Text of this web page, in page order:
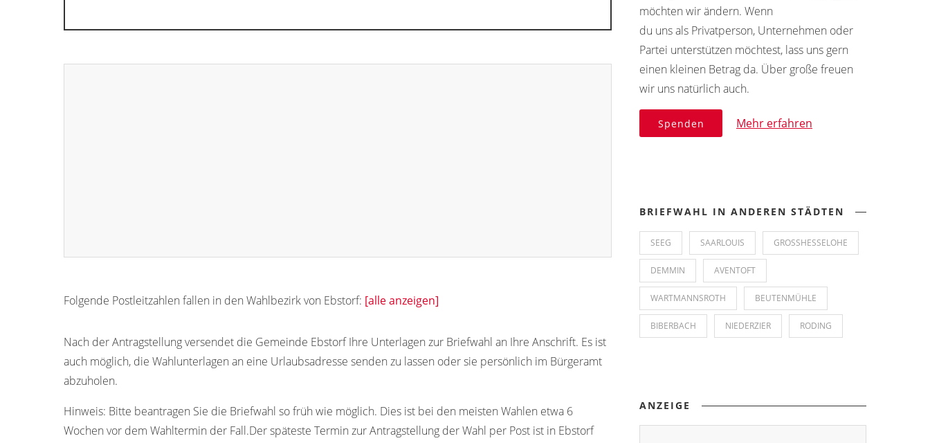
Folgende Postleitzahlen fallen in den Wahlbezirk von Ebstorf: [alle anzeigen]
Nach der Antragstellung versendet die Gemeinde Ebstorf Ihre Unterlagen zur Briefwahl an Ihre Anschrift. Es ist
auch möglich, die Wahlunterlagen an eine Urlaubsadresse senden zu lassen oder sie persönlich im Bürgeramt
abzuholen.
Hinweis: Bitte beantragen Sie die Briefwahl so früh wie möglich. Dies ist bei den meisten Wahlen etwa 6
Wochen vor dem Wahltermin der Fall.Der späteste Termin zur Antragstellung der Wahl per Post ist in Ebstorf
möchten wir ändern. Wenn
du uns als Privatperson, Unternehmen oder
Partei unterstützen möchtest, lass uns gern
einen kleinen Betrag da. Über große freuen
wir uns natürlich auch.
Spenden Mehr erfahren
BRIEFWAHL IN ANDEREN STÄDTEN
SEEG SAARLOUIS GROSSHESSELOHE
DEMMIN AVENTOFT
WARTMANNSROTH BEUTENMÜHLE
BIBERBACH NIEDERZIER RODING
ANZEIGE